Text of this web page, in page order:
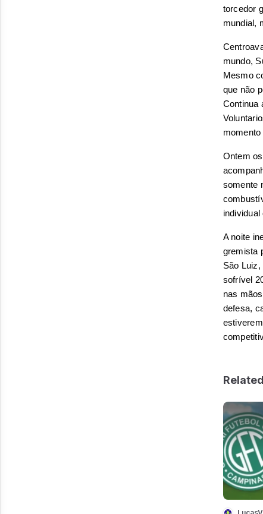
torcedor
mundial,
mundo,
Mesmo
que não
Continua
Ontem
somente
A noite
gremista
São
sofrível
nas
defesa,